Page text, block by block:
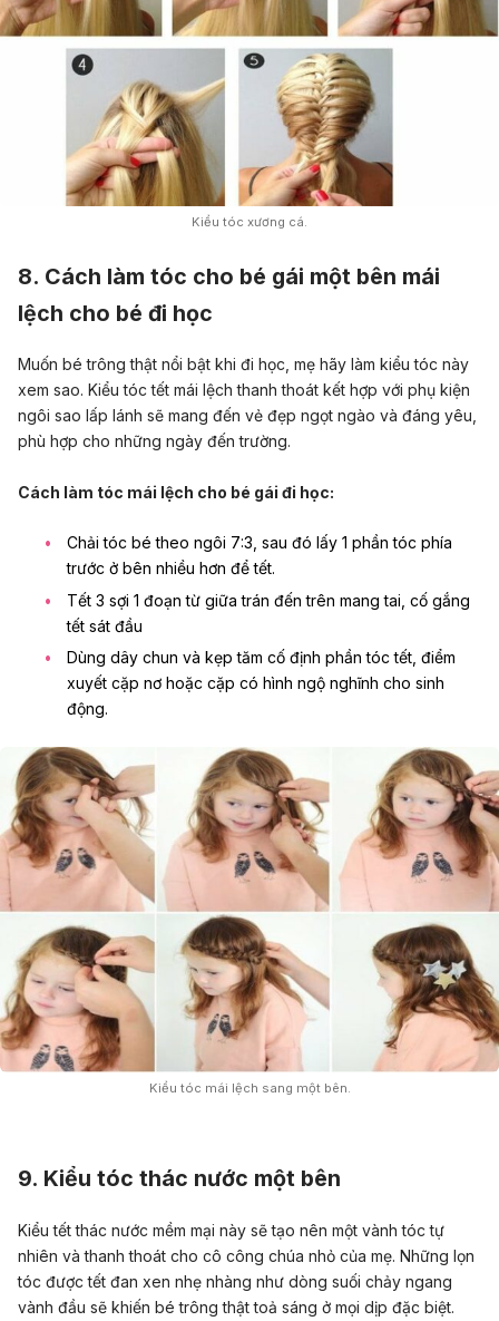
Kiểu tóc xương cá.
8. Cách làm tóc cho bé gái một bên mái
lệch cho bé đi học
Muốn bé trông thật nổi bật khi đi học, mẹ hãy làm kiểu tóc này
xem sao. Kiểu tóc tết mái lệch thanh thoát kết hợp với phụ kiện
ngôi sao lấp lánh sẽ mang đến vẻ đẹp ngọt ngào và đáng yêu,
phù hợp cho những ngày đến trường.
Cách làm tóc mái lệch cho bé gái đi học:
Chải tóc bé theo ngôi 7:3, sau đó lấy 1 phần tóc phía
trước ở bên nhiều hơn để tết.
Tết 3 sợi 1 đoạn từ giữa trán đến trên mang tai, cố gắng
tết sát đầu
Dùng dây chun và kẹp tăm cố định phần tóc tết, điểm
xuyết cặp nơ hoặc cặp có hình ngộ nghĩnh cho sinh
động.
Kiểu tóc mái lệch sang một bên.
9. Kiểu tóc thác nước một bên
Kiểu tết thác nước mềm mại này sẽ tạo nên một vành tóc tự
nhiên và thanh thoát cho cô công chúa nhỏ của mẹ. Những lọn
tóc được tết đan xen nhẹ nhàng như dòng suối chảy ngang
vành đầu sẽ khiến bé trông thật toả sáng ở mọi dịp đặc biệt.